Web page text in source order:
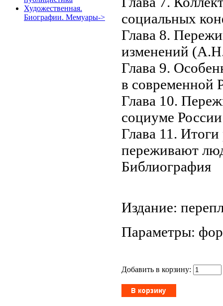
Художественная.
Биографии. Мемуары->
социальных
Глава 8.
изменений
Глава 9.
в
Глава 10.
социуме
Глава 11.
переживают
Библиография
Издание:
Параметры:
Добавить в корзину: